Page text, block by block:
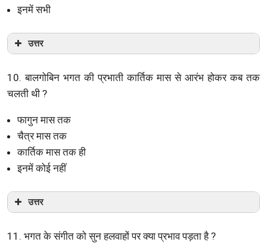
इनमें सभी
उत्तर
10. बालगोबिन भगत की प्रभाती कार्तिक मास से आरंभ होकर कब तक
चलती थी ?
फागुन मास तक
चैत्र मास तक
कार्तिक मास तक ही
इनमें कोई नहीं
उत्तर
11. भगत के संगीत को सुन हलवाहों पर क्या प्रभाव पड़ता है ?